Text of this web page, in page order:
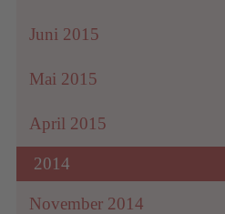
Juni 2015
Mai 2015
April 2015
2014
November 2014